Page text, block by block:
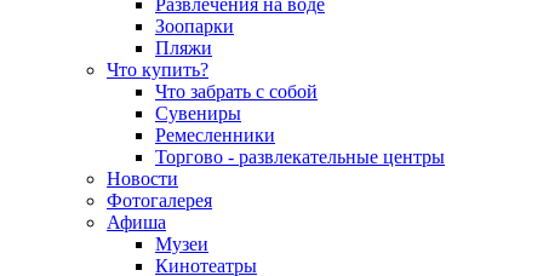
Развлечения на воде
Зоопарки
Пляжи
Что купить?
Что забрать с собой
Сувениры
Ремесленники
Торгово - развлекательные центры
Новости
Фотогалерея
Афиша
Музеи
Кинотеатры